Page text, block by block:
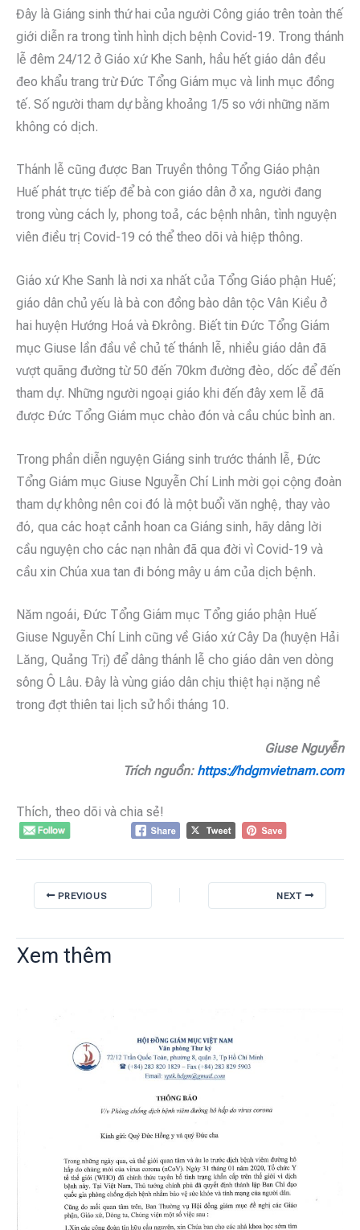
Đây là Giáng sinh thứ hai của người Công giáo trên toàn thế
giới diễn ra trong tình hình dịch bệnh Covid-19. Trong thánh
lễ đêm 24/12 ở Giáo xứ Khe Sanh, hầu hết giáo dân đều
đeo khẩu trang trừ Đức Tổng Giám mục và linh mục đồng
tế. Số người tham dự bằng khoảng 1/5 so với những năm
không có dịch.
Thánh lễ cũng được Ban Truyền thông Tổng Giáo phận
Huế phát trực tiếp để bà con giáo dân ở xa, người đang
trong vùng cách ly, phong toả, các bệnh nhân, tình nguyện
viên điều trị Covid-19 có thể theo dõi và hiệp thông.
Giáo xứ Khe Sanh là nơi xa nhất của Tổng Giáo phận Huế;
giáo dân chủ yếu là bà con đồng bào dân tộc Vân Kiều ở
hai huyện Hướng Hoá và Đkrông. Biết tin Đức Tổng Giám
mục Giuse lần đầu về chủ tế thánh lễ, nhiều giáo dân đã
vượt quãng đường từ 50 đến 70km đường đèo, dốc để đến
tham dự. Những người ngoại giáo khi đến đây xem lễ đã
được Đức Tổng Giám mục chào đón và cầu chúc bình an.
Trong phần diễn nguyện Giáng sinh trước thánh lễ, Đức
Tổng Giám mục Giuse Nguyễn Chí Linh mời gọi cộng đoàn
tham dự không nên coi đó là một buổi văn nghệ, thay vào
đó, qua các hoạt cảnh hoan ca Giáng sinh, hãy dâng lời
cầu nguyện cho các nạn nhân đã qua đời vì Covid-19 và
cầu xin Chúa xua tan đi bóng mây u ám của dịch bệnh.
Năm ngoái, Đức Tổng Giám mục Tổng giáo phận Huế
Giuse Nguyễn Chí Linh cũng về Giáo xứ Cây Da (huyện Hải
Lăng, Quảng Trị) để dâng thánh lễ cho giáo dân ven dòng
sông Ô Lâu. Đây là vùng giáo dân chịu thiệt hại nặng nề
trong đợt thiên tai lịch sử hồi tháng 10.
Giuse Nguyễn
Trích nguồn: https://hdgmvietnam.com
Thích, theo dõi và chia sẻ!
PREVIOUS NEXT
Xem thêm